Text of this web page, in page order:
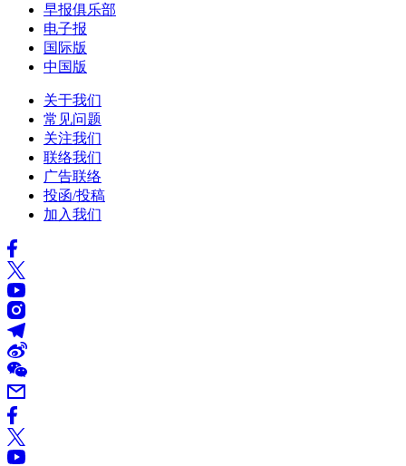
早报俱乐部
电子报
国际版
中国版
关于我们
常见问题
关注我们
联络我们
广告联络
投函/投稿
加入我们